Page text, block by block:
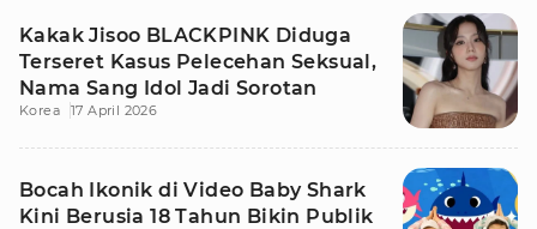
Kakak Jisoo BLACKPINK Diduga
Terseret Kasus Pelecehan Seksual,
Nama Sang Idol Jadi Sorotan
Korea 17 April 2026
Bocah Ikonik di Video Baby Shark
Kini Berusia 18 Tahun Bikin Publik